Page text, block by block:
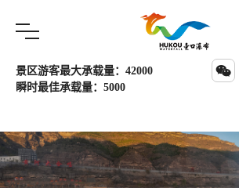
景区游客最大承载量：42000
瞬时最佳承载量：5000
